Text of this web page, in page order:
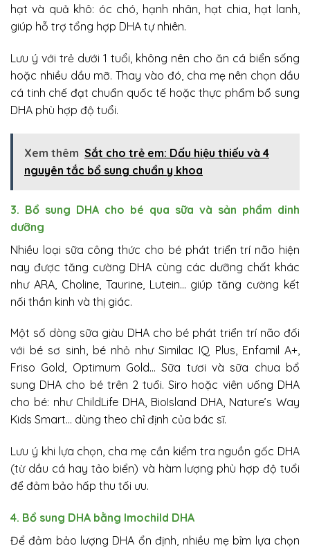
hạt và quả khô: óc chó, hạnh nhân, hạt chia, hạt lanh,
giúp hỗ trợ tổng hợp DHA tự nhiên.
Lưu ý với trẻ dưới 1 tuổi, không nên cho ăn cá biển sống
hoặc nhiều dầu mỡ. Thay vào đó, cha mẹ nên chọn dầu
cá tinh chế đạt chuẩn quốc tế hoặc thực phẩm bổ sung
DHA phù hợp độ tuổi.
Xem thêm Sắt cho trẻ em: Dấu hiệu thiếu và 4
nguyên tắc bổ sung chuẩn y khoa
3. Bổ sung DHA cho bé qua sữa và sản phẩm dinh
dưỡng
Nhiều loại sữa công thức cho bé phát triển trí não hiện
nay được tăng cường DHA cùng các dưỡng chất khác
như ARA, Choline, Taurine, Lutein… giúp tăng cường kết
nối thần kinh và thị giác.
Một số dòng sữa giàu DHA cho bé phát triển trí não đối
với bé sơ sinh, bé nhỏ như Similac IQ Plus, Enfamil A+,
Friso Gold, Optimum Gold… Sữa tươi và sữa chua bổ
sung DHA cho bé trên 2 tuổi. Siro hoặc viên uống DHA
cho bé: như ChildLife DHA, BioIsland DHA, Nature’s Way
Kids Smart… dùng theo chỉ định của bác sĩ.
Lưu ý khi lựa chọn, cha mẹ cần kiểm tra nguồn gốc DHA
(từ dầu cá hay tảo biển) và hàm lượng phù hợp độ tuổi
để đảm bảo hấp thu tối ưu.
4. Bổ sung DHA bằng Imochild DHA
Để đảm bảo lượng DHA ổn định, nhiều mẹ bỉm lựa chọn